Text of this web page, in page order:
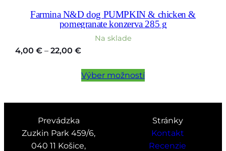
Farmina N&D dog PUMPKIN & chicken &
pomegranate konzerva 285 g
Na sklade
4,00 € – 22,00 €Price
4,00 €
22,00 €
Výber možností
Prevádzka
Zuzkin Park 459/6,
040 11 Košice,
Stránky
Kontakt
Recenzie